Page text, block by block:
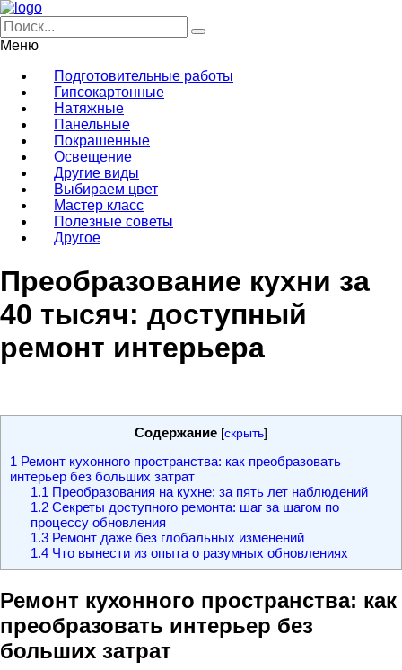
Меню
Подготовительные работы
Гипсокартонные
Натяжные
Панельные
Покрашенные
Освещение
Другие виды
Выбираем цвет
Мастер класс
Полезные советы
Другое
Преобразование кухни за
40 тысяч: доступный
ремонт интерьера
Содержание [скрыть]
1 Ремонт кухонного пространства: как преобразовать
интерьер без больших затрат
1.1 Преобразования на кухне: за пять лет наблюдений
1.2Секреты доступного ремонта: шаг за шагом по
процессу обновления
1.3Ремонт даже без глобальных изменений
1.4Что вынести из опыта о разумных обновлениях
Ремонт кухонного пространства: как
преобразовать интерьер без
больших затрат